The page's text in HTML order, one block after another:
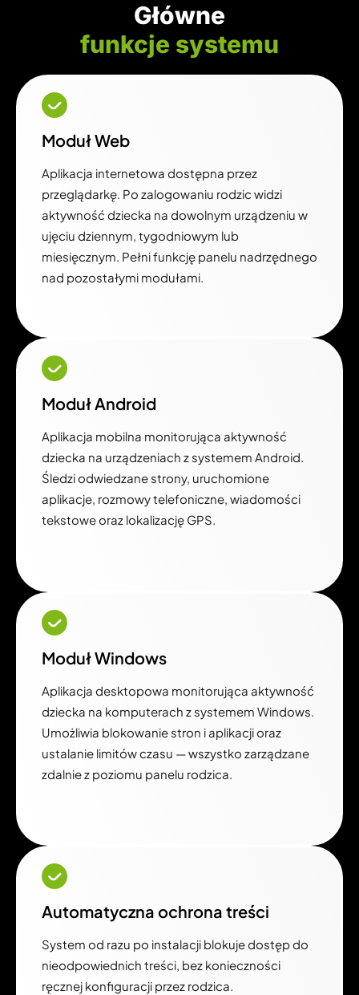
Główne
funkcje systemu
Moduł Web
Aplikacja internetowa dostępna przez
przeglądarkę. Po zalogowaniu rodzic widzi
aktywność dziecka na dowolnym urządzeniu w
ujęciu dziennym, tygodniowym lub
miesięcznym. Pełni funkcję panelu nadrzędnego
nad pozostałymi modułami.
Moduł Android
Aplikacja mobilna monitorująca aktywność
dziecka na urządzeniach z systemem Android.
Śledzi odwiedzane strony, uruchomione
aplikacje, rozmowy telefoniczne, wiadomości
tekstowe oraz lokalizację GPS.
Moduł Windows
Aplikacja desktopowa monitorująca aktywność
dziecka na komputerach z systemem Windows.
Umożliwia blokowanie stron i aplikacji oraz
ustalanie limitów czasu — wszystko zarządzane
zdalnie z poziomu panelu rodzica.
Automatyczna ochrona treści
System od razu po instalacji blokuje dostęp do
nieodpowiednich treści, bez konieczności
ręcznej konfiguracji przez rodzica.